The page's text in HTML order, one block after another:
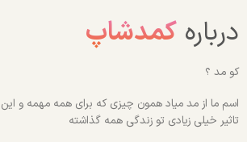
درباره کمدشاپ
کو مد ؟
اسم ما از مد میاد همون چیزی که برای همه مهمه و این
تاثیر خیلی زیادی تو زندگی همه گذاشته